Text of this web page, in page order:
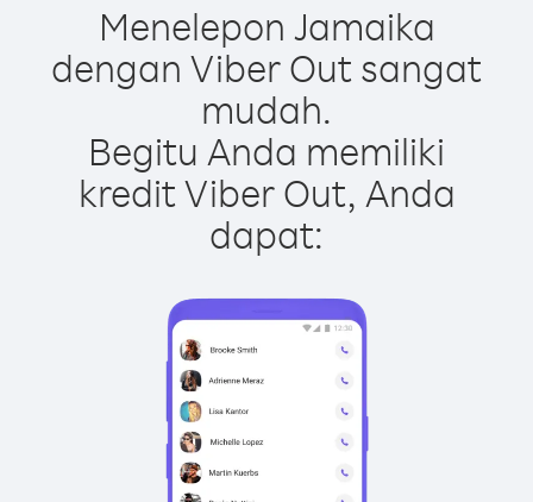
Menelepon Jamaika
dengan Viber Out sangat
mudah.
Begitu Anda memiliki
kredit Viber Out, Anda
dapat: